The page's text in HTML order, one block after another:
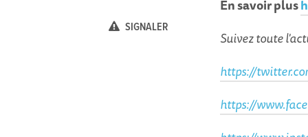
En savoir plus
Suivez toute
https://
https://
SIGNALER